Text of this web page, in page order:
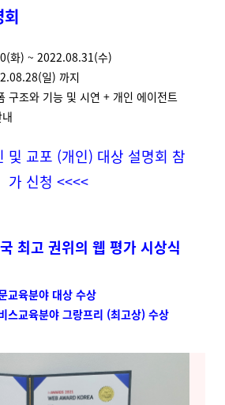
회
화) ~ 2022.08.31(수)
일) 까지
구조와 기능 및 시연 + 개인 에이전트
및 교포 (개인) 대상 설명회 참
가 신청 <<<<
최고 권위의 웹 평가 시상식
교육분야 대상 수상
스교육분야 그랑프리 (최고상) 수상